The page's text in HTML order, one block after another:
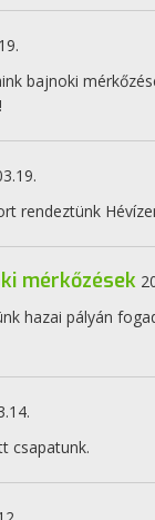
bajnoki
rendeztünk
mérkőzések
hazai pályán
csapatunk.